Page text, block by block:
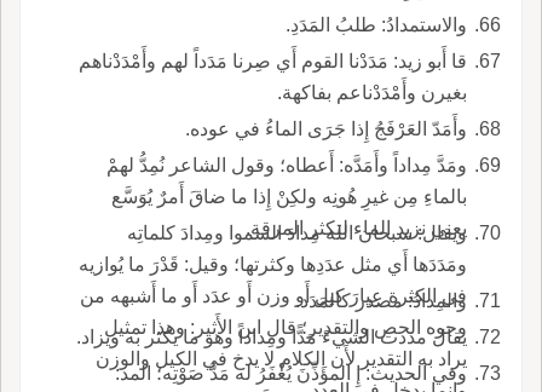
والاستمدادُ: طلبُ المَدَدِ.
قا أَبو زيد: مَدَدْنا القوم أَي صِرنا مَدَداً لهم وأَمْدَدْناهم
بغيرن وأَمْدَدْناعم بفاكهة.
وأَمَدّ العَرْفَجُ إِذا جَرَى الماءُ في عوده.
ومَدَّ مِداداً وأَمَدَّه: أَعطاه؛ وقول الشاعر نُمِدُّ لهمْ
بالماءِ مِن غيرِ هُونِه ولكِنْ إِذا ما ضاقَ أَمرٌ يُوَسَّع
يعني نزيد الماء لتكثر المرقة.
ويقال: سبحان الله مِدادَ السموا ومِدادَ كلماتِه
ومَدَدَها أَي مثل عدَدِها وكثرتها؛ وقيل: قَدْرَ ما يُوازيه
في الكثرة عِيارَ كيل أَو وزن أَو عدَد أَو ما أَشبهه من
وجوه الحص والتقدير؛ قال ابن الأَثير: وهذا تمثيل
يراد به التقدير لأَن الكلام لا يدخ في الكيل والوزن
والمِدادُ: مصدر كالمَدَد.
يقال مددت الشيءَ مَدًّا ومِداداً وهو ما يكثر به ويزاد.
وفي الحديث: إِ المؤَذِّنَ يُغْفَرُ له مَدَّ صَوْتِه؛ المد: